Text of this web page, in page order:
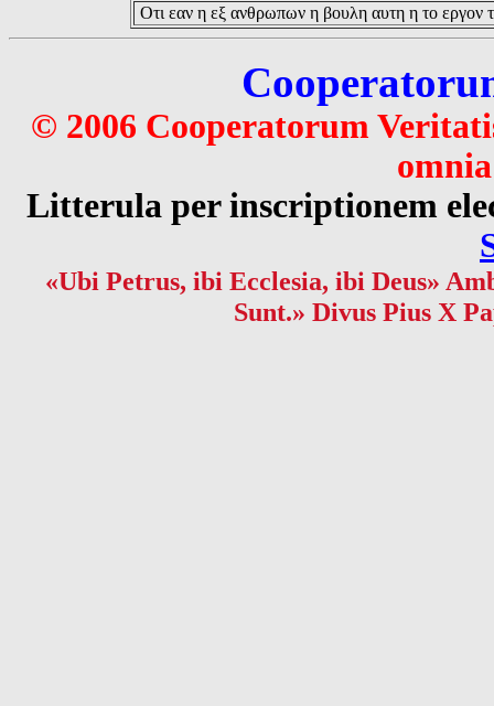
Οτι εαν η εξ ανθρωπων η βουλη αυτη η το εργον
© 2006 Cooperatorum
Litterula per inscriptionem
«Ubi Petrus, ibi Ecclesia, ibi Deus»
Sunt.» Divus Pius X